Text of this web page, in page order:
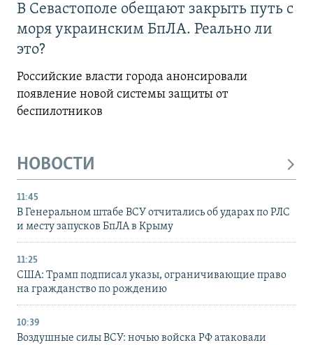
В Севастополе обещают закрыть путь с
моря украинским БпЛА. Реально ли
это?
Российские власти города анонсировали
появление новой системы защиты от
беспилотников
НОВОСТИ
11:45
В Генеральном штабе ВСУ отчитались об ударах по РЛС
и месту запусков БпЛА в Крыму
11:25
США: Трамп подписал указы, ограничивающие право
на гражданство по рождению
10:39
Воздушные силы ВСУ: ночью войска РФ атаковали